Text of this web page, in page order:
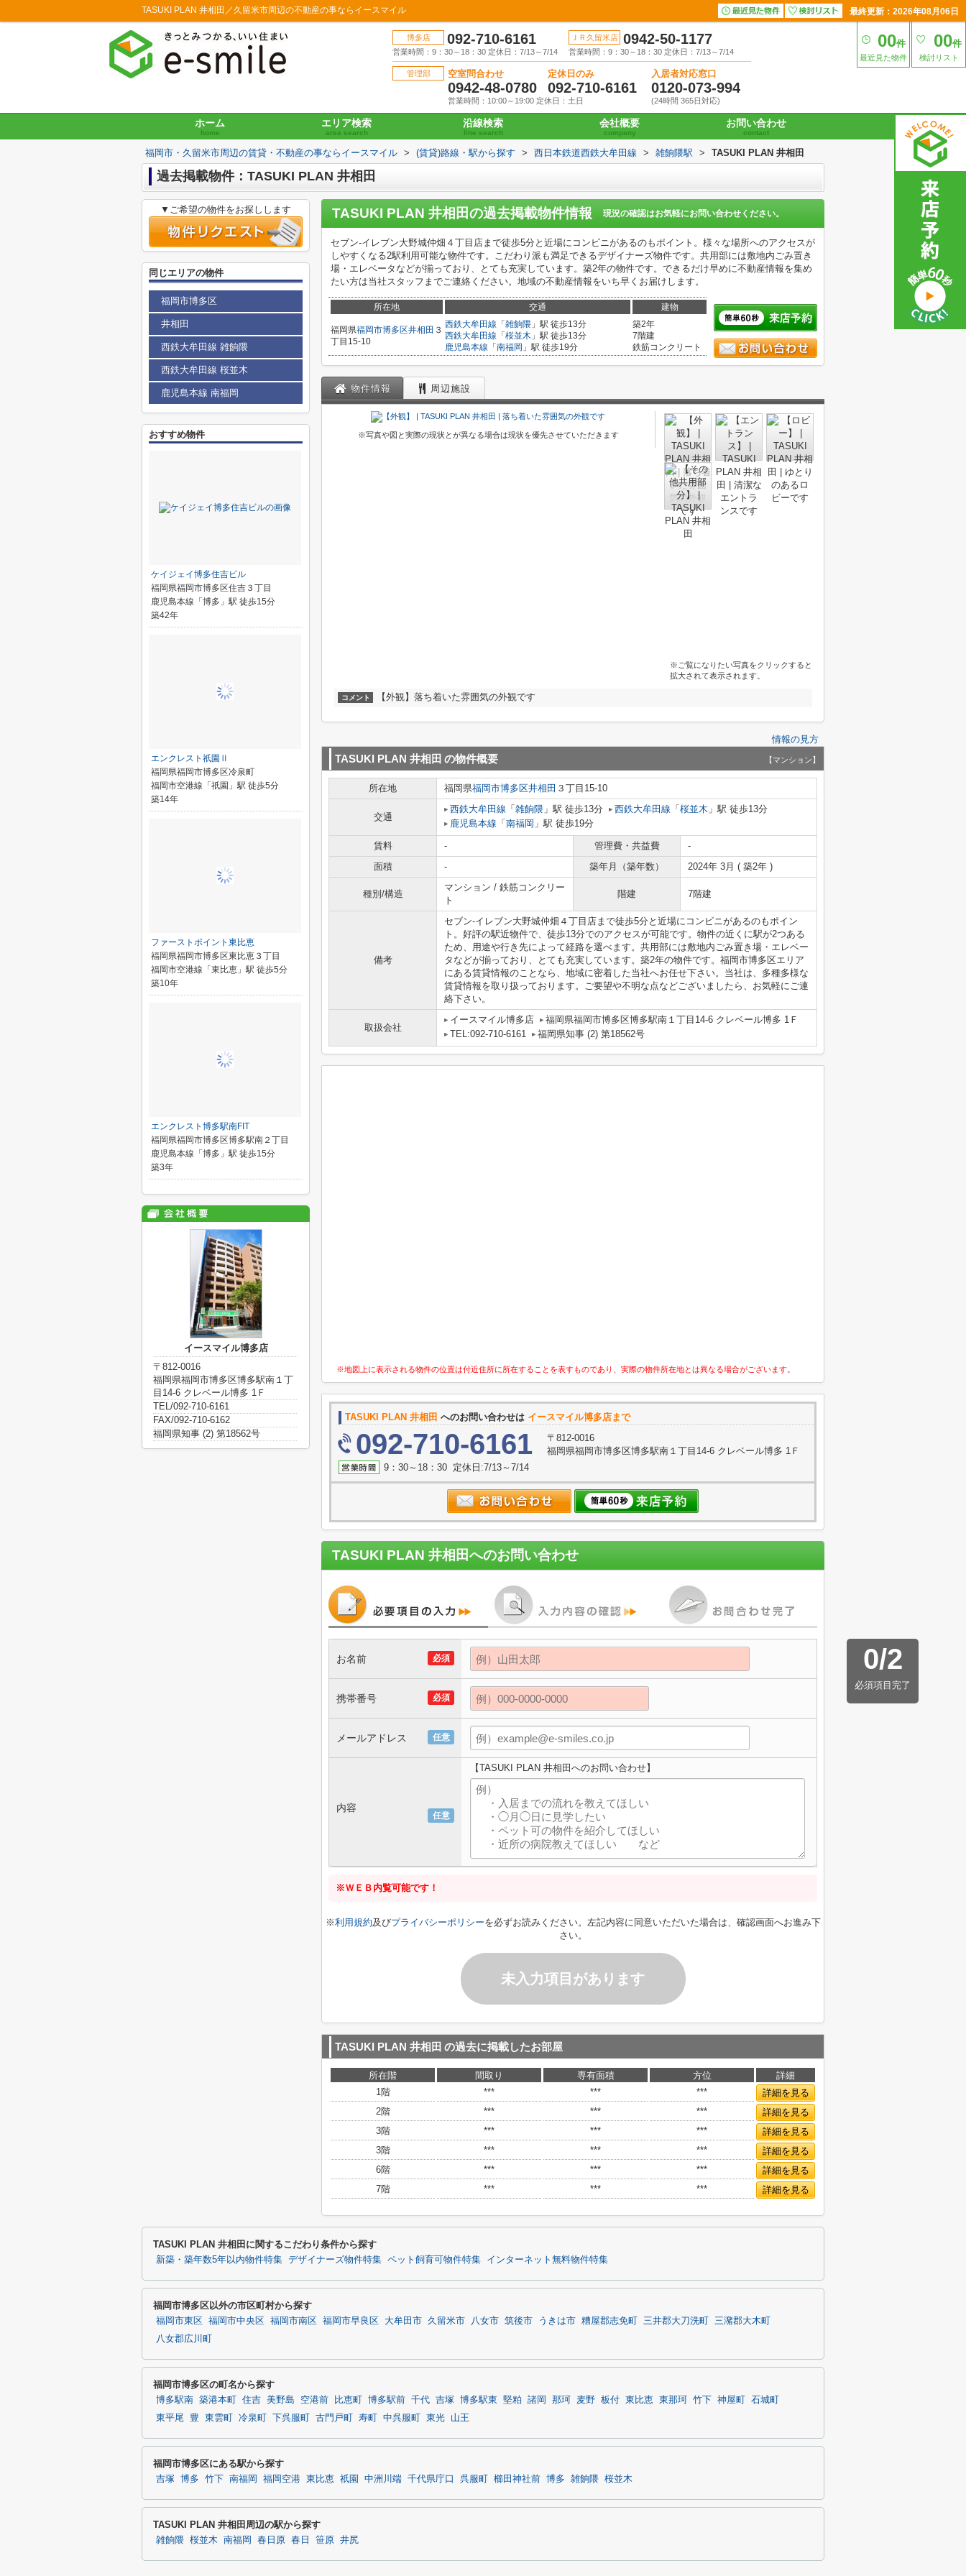
TASUKI PLAN 井相田／久留米市周辺の不動産の事ならイースマイル 最終更新：2026年08月06日
博多店 092-710-6161
営業時間：9：30～18：30 定休日：7/13～7/14
ＪＲ久留米店 0942-50-1177
営業時間：9：30～18：30 定休日：7/13～7/14
管理部 空室問合わせ
0942-48-0780
定休日のみ
092-710-6161
営業時間：10:00～19:00 定休日：土日
入居者対応窓口
0120-073-994
(24時間 365日対応)
00件
最近見た物件
00件
検討リスト
ホーム
home
エリア検索
area search
沿線検索
line search
会社概要
company
お問い合わせ
contact
福岡市・久留米市周辺の賃貸・不動産の事ならイースマイル > (賃貸)路線・駅から探す > 西日本鉄道西鉄大牟田線 > 雑餉隈駅 > TASUKI PLAN 井相田
過去掲載物件：TASUKI PLAN 井相田
TASUKI PLAN 井相田の過去掲載物件情報 現況の確認はお気軽にお問い合わせください。
セブン-イレブン大野城仲畑４丁目店まで徒歩5分と近場にコンビニがあるのもポイント。様々な場所へのアクセスが
しやすくなる2駅利用可能な物件です。こだわり派も満足できるデザイナーズ物件です。共用部には敷地内ごみ置き
場・エレベータなどが揃っており、とても充実しています。築2年の物件です。できるだけ早めに不動産情報を集め
たい方は当社スタッフまでご連絡ください。地域の不動産情報をいち早くお届けします。
所在地 交通 建物
福岡県福岡市博多区井相田 ３
丁目15-10
西鉄大牟田線 「 雑餉隈 」駅 徒歩13分
西鉄大牟田線 「 桜並木 」駅 徒歩13分
鹿児島本線 「 南福岡 」駅 徒歩19分
築2年
7階建
鉄筋コンクリート
物件情報 周辺施設
※写真や図と実際の現状とが異なる場合は現状を優先させていただきます
※ご覧になりたい写真をクリックすると
拡大されて表示されます。
コメント 【外観】落ち着いた雰囲気の外観です
情報の見方
TASUKI PLAN 井相田 の物件概要 【マンション】
所在地 福岡県福岡市博多区井相田 ３丁目15-10
交通
西鉄大牟田線 「 雑餉隈 」駅 徒歩13分 西鉄大牟田線 「 桜並木 」駅 徒歩13分
鹿児島本線 「 南福岡 」駅 徒歩19分
賃料 - 管理費・共益費
-
面積
- 築年月（築年数） 2024年 3月 ( 築2年 )
種別/構造
マンション / 鉄筋コンクリー
ト
階建 7階建
備考
セブン-イレブン大野城仲畑４丁目店まで徒歩5分と近場にコンビニがあるのもポイン
ト。好評の駅近物件で、徒歩13分でのアクセスが可能です。物件の近くに駅が2つある
ため、用途や行き先によって経路を選べます。共用部には敷地内ごみ置き場・エレベー
タなどが揃っており、とても充実しています。築2年の物件です。福岡市博多区エリア
にある賃貸情報のことなら、地域に密着した当社へお任せ下さい。当社は、多種多様な
賃貸情報を取り扱っております。ご要望や不明な点などございましたら、お気軽にご連
絡下さい。
取扱会社
イースマイル博多店
福岡県福岡市博多区博多駅南１丁目14-6 クレベール博多 1Ｆ
TEL:092-710-6161
福岡県知事 (2) 第18562号
※地図上に表示される物件の位置は付近住所に所在することを表すものであり、実際の物件所在地とは異なる場合がございます。
TASUKI PLAN 井相田 へのお問い合わせは イースマイル博多店まで
092-710-6161
〒812-0016
福岡県福岡市博多区博多駅南１丁目14-6 クレベール博多 1Ｆ
9：30～18：30 定休日:7/13～7/14
TASUKI PLAN 井相田へのお問い合わせ
0/2
必須項目完了
必須
お名前
必須
携帯番号
任意
メールアドレス
任意
内容
【TASUKI PLAN 井相田へのお問い合わせ】
※ＷＥＢ内覧可能です！
※利用規約及びプライバシーポリシーを必ずお読みください。左記内容に同意いただいた場合は、確認画面へお進み下
さい。
未入力項目があります
TASUKI PLAN 井相田 の過去に掲載したお部屋
所在階 間取り 専有面積 方位
詳細
1階
*** *** ***
詳細を見る
2階
*** *** ***
詳細を見る
3階
*** *** ***
詳細を見る
3階
*** *** ***
詳細を見る
6階
*** *** ***
詳細を見る
7階
*** *** *** 詳細を見る
▼ご希望の物件をお探しします
同じエリアの物件
福岡市博多区
井相田
西鉄大牟田線 雑餉隈
西鉄大牟田線 桜並木
鹿児島本線 南福岡
おすすめ物件
ケイジェイ博多住吉ビル
福岡県福岡市博多区住吉３丁目
鹿児島本線「博多」駅 徒歩15分
築42年
エンクレスト祇園Ⅱ
福岡県福岡市博多区冷泉町
福岡市空港線「祇園」駅 徒歩5分
築14年
ファーストポイント東比恵
福岡県福岡市博多区東比恵３丁目
福岡市空港線「東比恵」駅 徒歩5分
築10年
エンクレスト博多駅南FIT
福岡県福岡市博多区博多駅南２丁目
鹿児島本線「博多」駅 徒歩15分
築3年
イースマイル博多店
〒812-0016
福岡県福岡市博多区博多駅南１丁
目14-6 クレベール博多 1Ｆ
TEL/092-710-6161
FAX/092-710-6162
福岡県知事 (2) 第18562号
TASUKI PLAN 井相田に関するこだわり条件から探す
新築・築年数5年以内物件特集 デザイナーズ物件特集 ペット飼育可物件特集 インターネット無料物件特集
福岡市博多区以外の市区町村から探す
福岡市東区 福岡市中央区 福岡市南区 福岡市早良区 大牟田市 久留米市 八女市 筑後市 うきは市 糟屋郡志免町 三井郡大刀洗町
三潴郡大木町
八女郡広川町
福岡市博多区の町名から探す
博多駅南 築港本町 住吉 美野島 空港前 比恵町 博多駅前 千代 吉塚 博多駅東 堅粕 諸岡 那珂 麦野 板付 東比恵 東那珂 竹下 神屋町
石城町
東平尾
豊 東雲町 冷泉町 下呉服町 古門戸町 寿町 中呉服町 東光 山王
福岡市博多区にある駅から探す
吉塚 博多 竹下 南福岡 福岡空港 東比恵 祇園 中洲川端 千代県庁口 呉服町 櫛田神社前 博多 雑餉隈 桜並木
TASUKI PLAN 井相田周辺の駅から探す
雑餉隈 桜並木 南福岡 春日原 春日 笹原 井尻